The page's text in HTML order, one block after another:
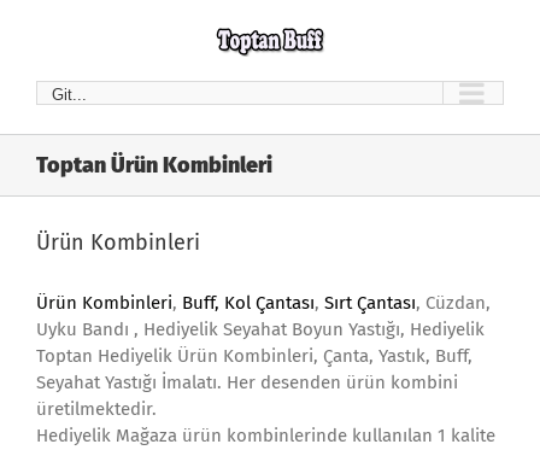
Git...
Toptan Ürün Kombinleri
Ürün Kombinleri
Ürün Kombinleri, Buff, Kol Çantası, Sırt Çantası, Cüzdan,
Uyku Bandı , Hediyelik Seyahat Boyun Yastığı, Hediyelik
Toptan Hediyelik Ürün Kombinleri, Çanta, Yastık, Buff,
Seyahat Yastığı İmalatı. Her desenden ürün kombini
üretilmektedir.
Hediyelik Mağaza ürün kombinlerinde kullanılan 1 kalite